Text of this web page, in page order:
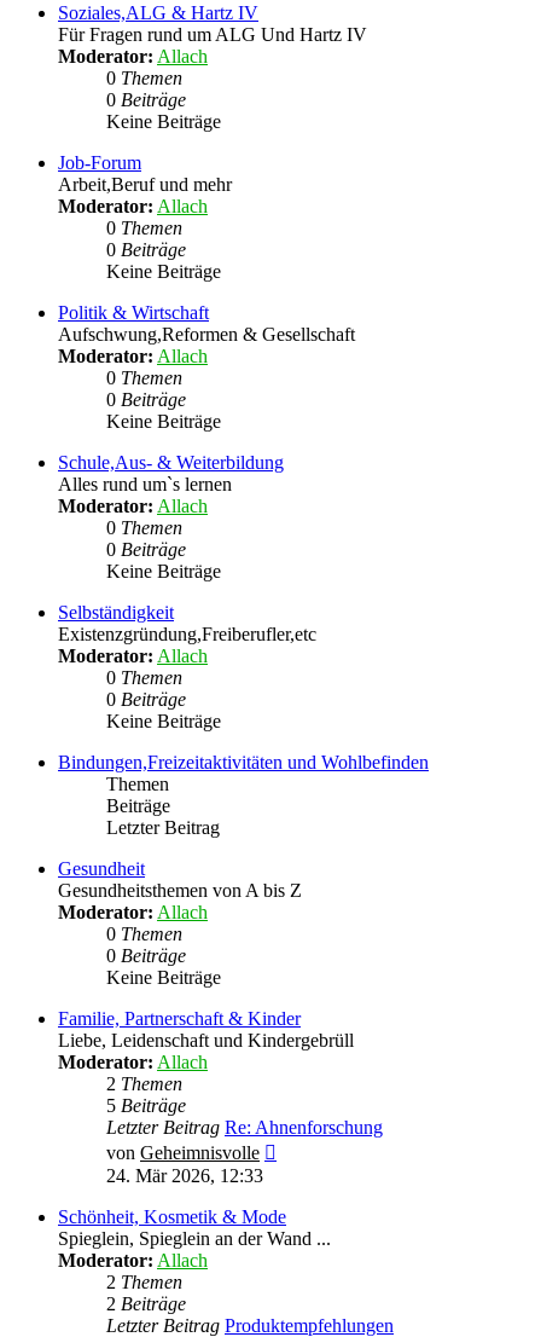
Soziales,ALG & Hartz IV
Für Fragen rund um ALG Und Hartz IV
Moderator: Allach
0 Themen
0 Beiträge
Keine Beiträge
Job-Forum
Arbeit,Beruf und mehr
Moderator: Allach
0 Themen
0 Beiträge
Keine Beiträge
Politik & Wirtschaft
Aufschwung,Reformen & Gesellschaft
Moderator: Allach
0 Themen
0 Beiträge
Keine Beiträge
Schule,Aus- & Weiterbildung
Alles rund um`s lernen
Moderator: Allach
0 Themen
0 Beiträge
Keine Beiträge
Selbständigkeit
Existenzgründung,Freiberufler,etc
Moderator: Allach
0 Themen
0 Beiträge
Keine Beiträge
Bindungen,Freizeitaktivitäten und Wohlbefinden
Themen
Beiträge
Letzter Beitrag
Gesundheit
Gesundheitsthemen von A bis Z
Moderator: Allach
0 Themen
0 Beiträge
Keine Beiträge
Familie, Partnerschaft & Kinder
Liebe, Leidenschaft und Kindergebrüll
Moderator: Allach
2 Themen
5 Beiträge
Letzter Beitrag Re: Ahnenforschung
von Geheimnisvolle
24. Mär 2026, 12:33
Schönheit, Kosmetik & Mode
Spieglein, Spieglein an der Wand ...
Moderator: Allach
2 Themen
2 Beiträge
Letzter Beitrag Produktempfehlungen